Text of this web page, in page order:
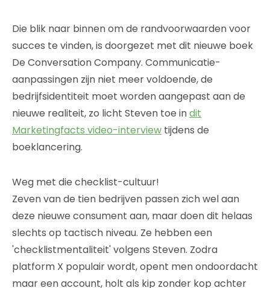
Die blik naar binnen om de randvoorwaarden voor
succes te vinden, is doorgezet met dit nieuwe boek
De Conversation Company. Communicatie-
aanpassingen zijn niet meer voldoende, de
bedrijfsidentiteit moet worden aangepast aan de
nieuwe realiteit, zo licht Steven toe indit
Marketingfacts video-interview tijdens de
boeklancering.
Weg met die checklist-cultuur!
Zeven van de tien bedrijven passen zich wel aan
deze nieuwe consument aan, maar doen dit helaas
slechts op tactisch niveau. Ze hebben een
'checklistmentaliteit' volgens Steven. Zodra
platform X populair wordt, opent men ondoordacht
maar een account, holt als kip zonder kop achter